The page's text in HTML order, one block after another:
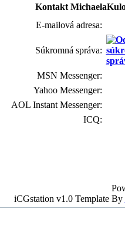
Kontakt
E-mailová adresa:
Súkromná správa:
MSN Messenger:
Yahoo Messenger:
AOL Instant Messenger:
ICQ:
iCGstation v1.0 Template By